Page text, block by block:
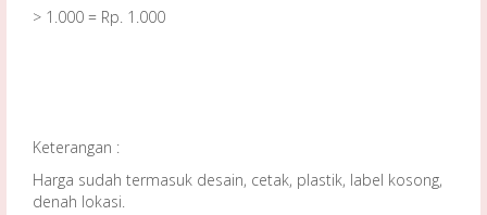
> 1.000 = Rp. 1.000
Keterangan :
Harga sudah termasuk desain, cetak, plastik, label kosong,
denah lokasi.